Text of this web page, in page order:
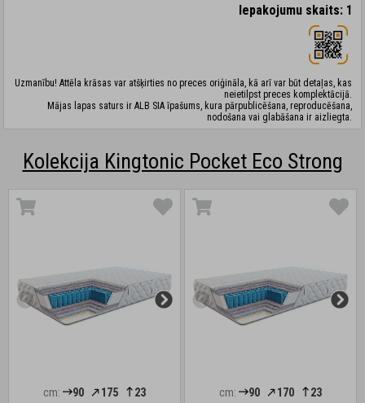
Iepakojumu skaits: 1
Uzmanību! Attēla krāsas var atšķirties no preces oriģināla, kā arī var būt detaļas, kas
neietilpst preces komplektācijā.
Mājas lapas saturs ir ALB SIA īpašums, kura pārpublicēšana, reproducēšana,
nodošana vai glabāšana ir aizliegta.
Kolekcija Kingtonic Pocket Eco Strong
cm: 90 175
23
cm: 90 170
23